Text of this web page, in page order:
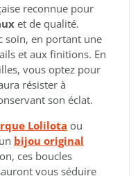
reconnue pour
et de qualité.
soin, en portant une
et aux finitions. En
vous optez pour
résister à
son éclat.
Lolilota ou
bijou original
ces boucles
vous séduire